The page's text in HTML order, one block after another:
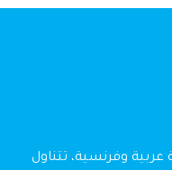
وفرنسية، تتناول